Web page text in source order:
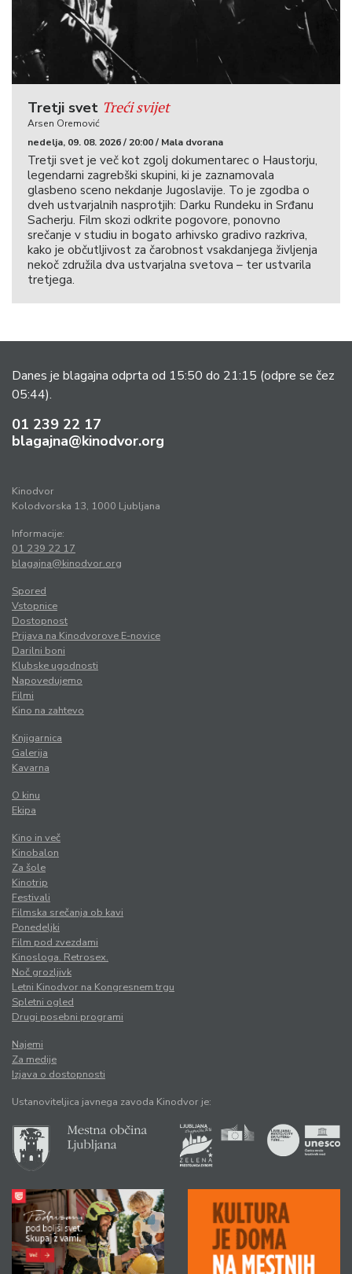
Tretji svet Treći svijet
Arsen Oremović
nedelja, 09. 08. 2026 / 20:00 / Mala dvorana
Tretji svet je več kot zgolj dokumentarec o Haustorju,
legendarni zagrebški skupini, ki je zaznamovala
glasbeno sceno nekdanje Jugoslavije. To je zgodba o
dveh ustvarjalnih nasprotjih: Darku Rundeku in Srđanu
Sacherju. Film skozi odkrite pogovore, ponovno
srečanje v studiu in bogato arhivsko gradivo razkriva,
kako je občutljivost za čarobnost vsakdanjega življenja
nekoč združila dva ustvarjalna svetova – ter ustvarila
tretjega.
Danes je blagajna odprta od 15:50 do 21:15 (odpre se čez
05:44).
01 239 22 17
blagajna@kinodvor.org
Kinodvor
Kolodvorska 13, 1000 Ljubljana
Informacije:
01 239 22 17
blagajna@kinodvor.org
Spored
Vstopnice
Dostopnost
Prijava na Kinodvorove E-novice
Darilni boni
Klubske ugodnosti
Napovedujemo
Filmi
Kino na zahtevo
Knjigarnica
Galerija
Kavarna
O kinu
Ekipa
Kino in več
Kinobalon
Za šole
Kinotrip
Festivali
Filmska srečanja ob kavi
Ponedeljki
Film pod zvezdami
Kinosloga. Retrosex.
Noč grozljivk
Letni Kinodvor na Kongresnem trgu
Spletni ogled
Drugi posebni programi
Najemi
Za medije
Izjava o dostopnosti
Ustanoviteljica javnega zavoda Kinodvor je: